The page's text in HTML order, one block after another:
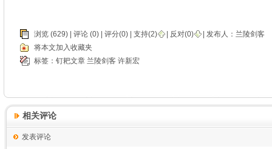
浏览 (629) | 评论 (0) | 评分(0) | 支持(2) 反对(0) | 发布人： 兰陵剑客
将本文加入收藏夹
标签： 钉耙文章 兰陵剑客 许新宏
相关评论
发表评论